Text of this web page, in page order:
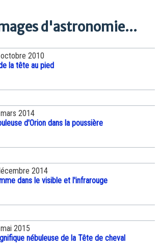
d'astronomie...
2010
la tête au pied
2014
d'Orion dans la poussière
2014
dans le visible et l'infrarouge
2015
nébuleuse de la Tête de cheval